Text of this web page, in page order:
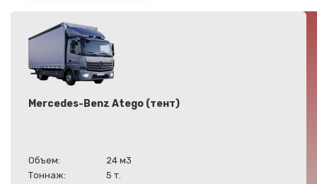
Mercedes-Benz Atego (тент)
Объем:
24 м3
Тоннаж:
5 т.